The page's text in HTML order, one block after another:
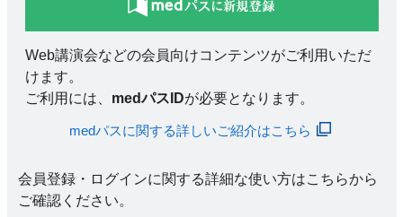
Web講演会などの会員向けコンテンツがご利用いただ
けます。
ご利用には、 medパスIDが必要となります。
medパスに関する詳しいご紹介はこちら
会員登録・ログインに関する詳細な使い方はこちらから
ご確認ください。​